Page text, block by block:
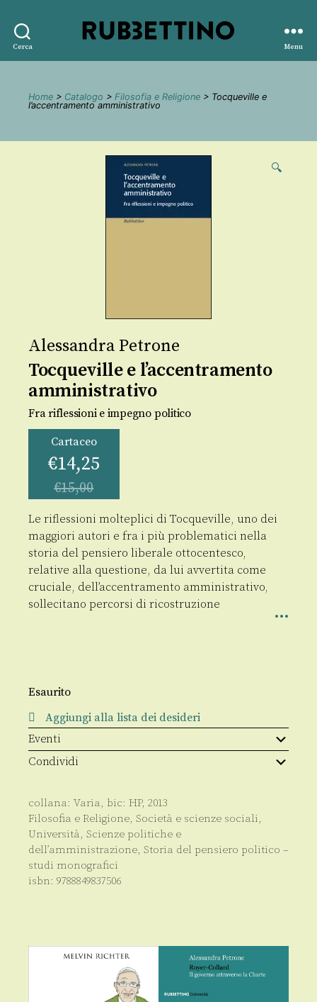
Cerca
editore
Menu
Home > Catalogo > Filosofia e Religione > Tocqueville e
l’accentramento amministrativo
🔍
Alessandra Petrone
Tocqueville e l’accentramento
amministrativo
Fra riflessioni e impegno politico
Cartaceo
€14,25
€15,00
Le riflessioni molteplici di Tocqueville, uno dei
maggiori autori e fra i più problematici nella
storia del pensiero liberale ottocentesco,
relative alla questione, da lui avvertita come
cruciale, dell’accentramento amministrativo,
sollecitano percorsi di ricostruzione
Esaurito
Aggiungi alla lista dei desideri
Eventi
Condividi
collana: Varia, bic: HP, 2013
Filosofia e Religione, Società e scienze sociali,
Università, Scienze politiche e
dell’amministrazione, Storia del pensiero politico –
studi monografici
isbn: 9788849837506